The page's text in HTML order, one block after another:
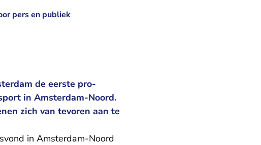
pers en publiek
de eerste pro-
in Amsterdam-Noord.
zich van tevoren aan te
in Amsterdam-Noord